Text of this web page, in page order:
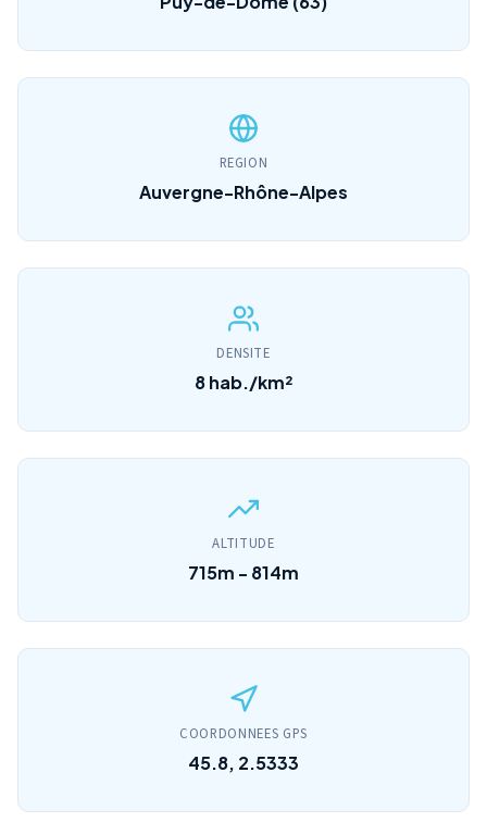
REGION
Auvergne-Rhône-Alpes
DENSITE
8 hab./km²
ALTITUDE
715m - 814m
COORDONNEES GPS
45.8, 2.5333